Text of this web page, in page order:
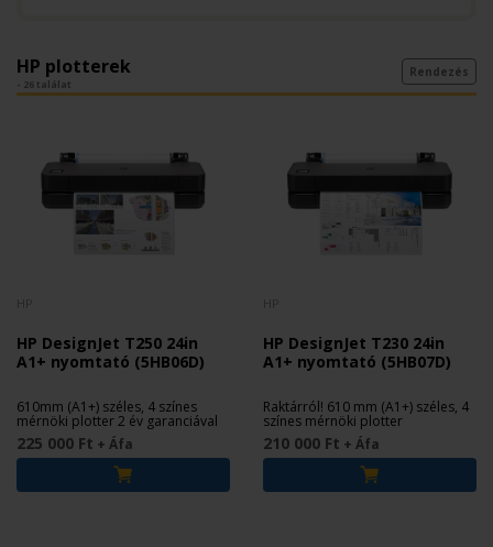
HP plotterek
- 26 találat
Rendezés
HP DesignJet T250 24in
A1+ nyomtató (5HB06D)
610mm (A1+) széles, 4 színes
mérnöki plotter 2 év garanciával
225 000 Ft + Áfa
HP DesignJet T230 24in
A1+ nyomtató (5HB07D)
Raktárról! 610 mm (A1+) széles, 4
színes mérnöki plotter
210 000 Ft + Áfa